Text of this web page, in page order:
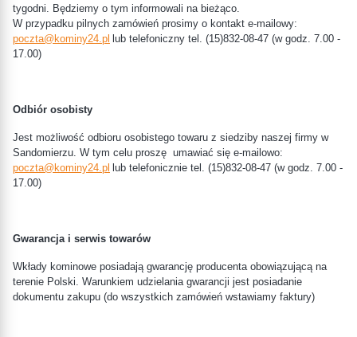
tygodni. Będziemy o tym informowali na bieżąco.
W przypadku pilnych zamówień prosimy o kontakt e-mailowy:
poczta@kominy24.pl lub telefoniczny tel. (15)832-08-47 (w godz. 7.00 -
17.00)
Odbiór osobisty
Jest możliwość odbioru osobistego towaru z siedziby naszej firmy w
Sandomierzu. W tym celu proszę umawiać się e-mailowo:
poczta@kominy24.pl lub telefonicznie tel. (15)832-08-47 (w godz. 7.00 -
17.00)
Gwarancja i serwis towarów
Wkłady kominowe posiadają gwarancję producenta obowiązującą na
terenie Polski. Warunkiem udzielania gwarancji jest posiadanie
dokumentu zakupu (do wszystkich zamówień wstawiamy faktury)